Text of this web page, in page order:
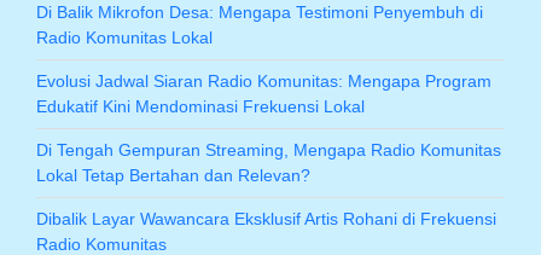
Di Balik Mikrofon Desa: Mengapa Testimoni Penyembuh di
Radio Komunitas Lokal
Evolusi Jadwal Siaran Radio Komunitas: Mengapa Program
Edukatif Kini Mendominasi Frekuensi Lokal
Di Tengah Gempuran Streaming, Mengapa Radio Komunitas
Lokal Tetap Bertahan dan Relevan?
Dibalik Layar Wawancara Eksklusif Artis Rohani di Frekuensi
Radio Komunitas